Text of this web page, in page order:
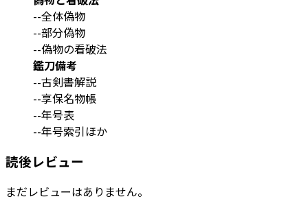
--全体偽物
--部分偽物
--偽物の看破法
鑑刀備考
--古剣書解説
--享保名物帳
--年号表
--年号索引ほか
読後レビュー
まだレビューはありません。